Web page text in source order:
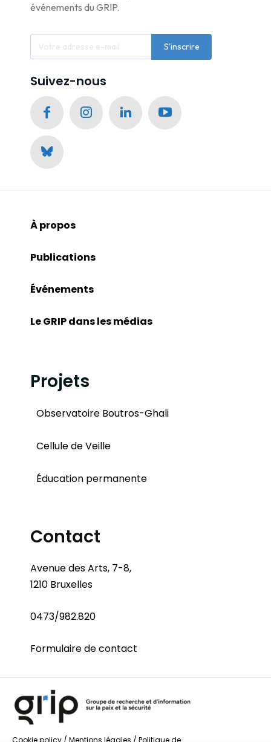
événements du GRIP.
S'inscrire
Suivez-nous
À propos
Publications
Événements
Le GRIP dans les médias
Projets
Observatoire Boutros-Ghali
Cellule de Veille
Éducation permanente
Contact
Avenue des Arts, 7-8,
1210 Bruxelles
0473/982.820
Formulaire de contact